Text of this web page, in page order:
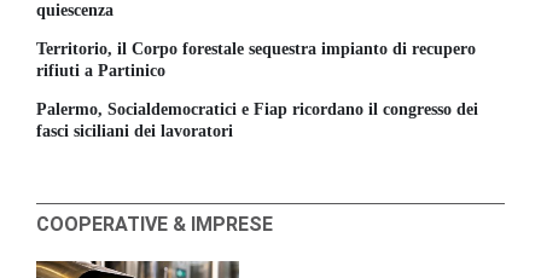
quiescenza
Territorio, il Corpo forestale sequestra impianto di recupero
rifiuti a Partinico
Palermo, Socialdemocratici e Fiap ricordano il congresso dei
fasci siciliani dei lavoratori
COOPERATIVE & IMPRESE